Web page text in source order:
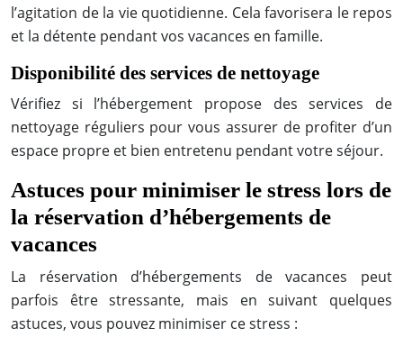
l’agitation de la vie quotidienne. Cela favorisera le repos
et la détente pendant vos vacances en famille.
Disponibilité des services de nettoyage
Vérifiez si l’hébergement propose des services de
nettoyage réguliers pour vous assurer de profiter d’un
espace propre et bien entretenu pendant votre séjour.
Astuces pour minimiser le stress lors de
la réservation d’hébergements de
vacances
La réservation d’hébergements de vacances peut
parfois être stressante, mais en suivant quelques
astuces, vous pouvez minimiser ce stress :